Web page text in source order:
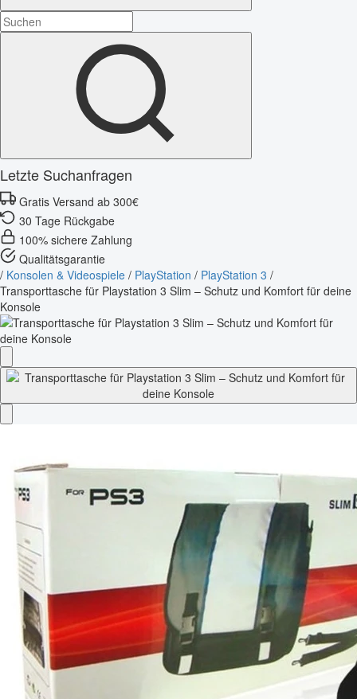
Letzte Suchanfragen
Gratis Versand ab 300€
30 Tage Rückgabe
100% sichere Zahlung
Qualitätsgarantie
/ Konsolen & Videospiele / PlayStation / PlayStation 3 /
Transporttasche für Playstation 3 Slim – Schutz und Komfort für deine
Konsole